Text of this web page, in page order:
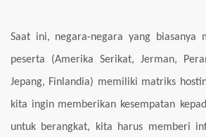
Saat ini, negara-negara yang biasanya
peserta (Amerika Serikat, Jerman,
Jepang, Finlandia) memiliki matriks
kita ingin memberikan kesempatan
untuk berangkat, kita harus memberi